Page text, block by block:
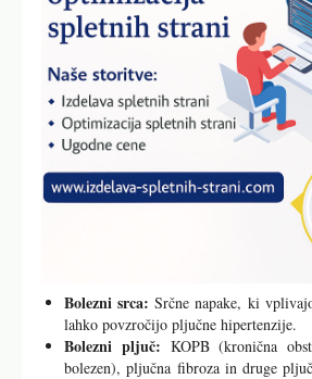
Bolezni srca: Srčne napake, ki
lahko povzročijo pljučne hipertenzije.
Bolezni pljuč: KOPB (kronična
bolezen), pljučna fibroza in druge